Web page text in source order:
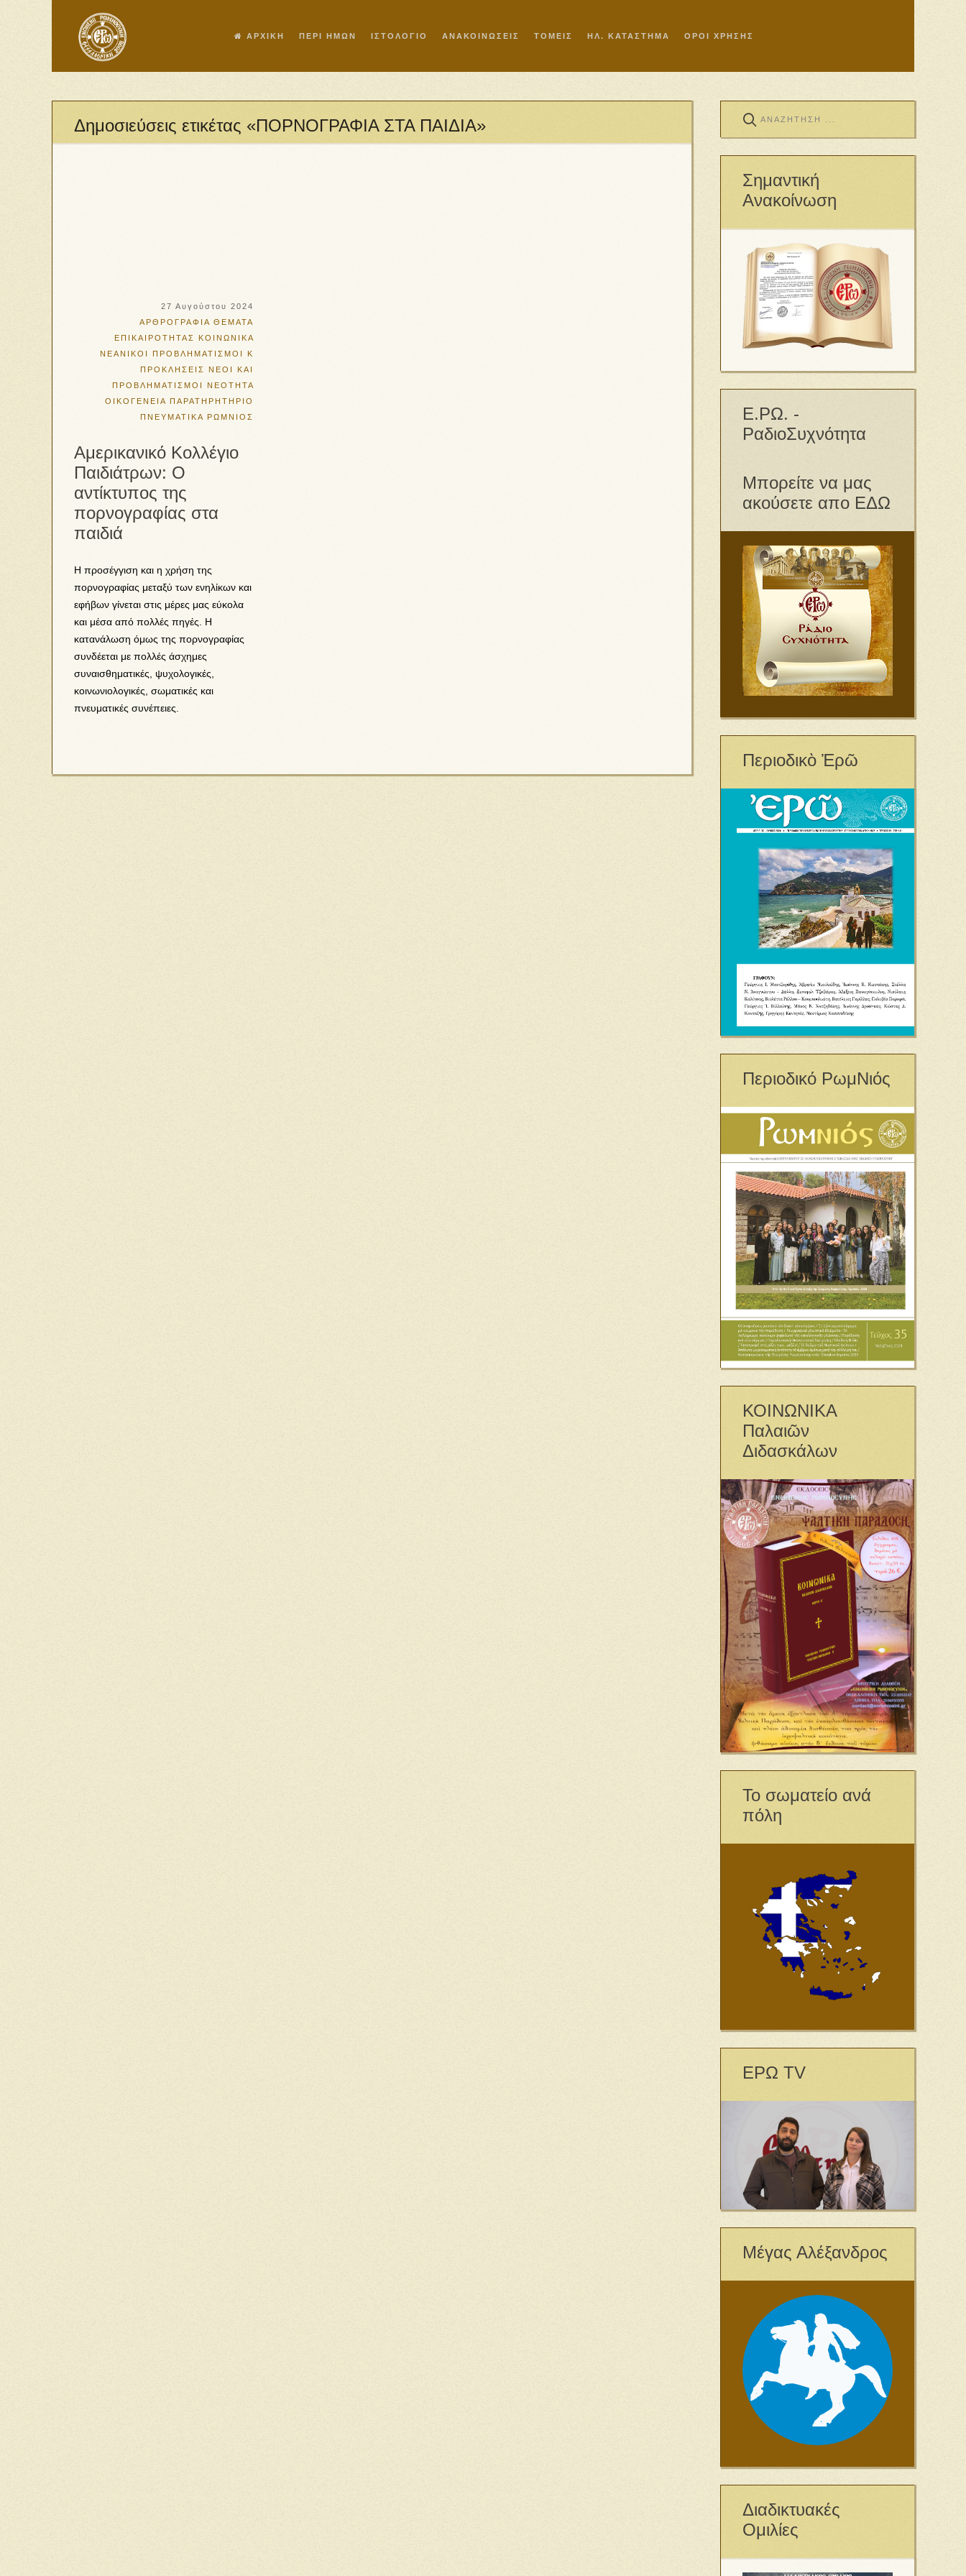
ΑΡΧΙΚΗ ΠΕΡΙ ΗΜΩΝ ΙΣΤΟΛΟΓΙΟ ΑΝΑΚΟΙΝΩΣΕΙΣ ΤΟΜΕΙΣ ΗΛ. ΚΑΤΑΣΤΗΜΑ ΟΡΟΙ ΧΡΗΣΗΣ
Δημοσιεύσεις ετικέτας «ΠΟΡΝΟΓΡΑΦΙΑ ΣΤΑ ΠΑΙΔΙΑ»
27 Αυγούστου 2024
ΑΡΘΡΟΓΡΑΦΙΑ ΘΕΜΑΤΑ
ΕΠΙΚΑΙΡΟΤΗΤΑΣ
ΚΟΙΝΩΝΙΚΑ
ΝΕΑΝΙΚΟΙ ΠΡΟΒΛΗΜΑΤΙΣΜΟΙ Κ
ΠΡΟΚΛΗΣΕΙΣ
ΝΕΟΙ ΚΑΙ
ΠΡΟΒΛΗΜΑΤΙΣΜΟΙ
ΝΕΟΤΗΤΑ
ΟΙΚΟΓΕΝΕΙΑ
ΠΑΡΑΤΗΡΗΤΗΡΙΟ
ΠΝΕΥΜΑΤΙΚΑ
ΡΩΜΝΙΟΣ
Αμερικανικό Κολλέγιο
Παιδιάτρων: Ο
αντίκτυπος της
πορνογραφίας στα
παιδιά
Η προσέγγιση και η χρήση της
πορνογραφίας μεταξύ των ενηλίκων και
εφήβων γίνεται στις μέρες μας εύκολα
και μέσα από πολλές πηγές. Η
κατανάλωση όμως της πορνογραφίας
συνδέεται με πολλές άσχημες
συναισθηματικές, ψυχολογικές,
κοινωνιολογικές, σωματικές και
πνευματικές συνέπειες.
Σημαντική
Ανακοίνωση
Ε.ΡΩ. -
ΡαδιοΣυχνότητα
Μπορείτε να μας
ακούσετε απο ΕΔΩ
Περιοδικὸ Ἐρῶ
Περιοδικό ΡωμΝιός
ΚΟΙΝΩΝΙΚΑ
Παλαιῶν
Διδασκάλων
Το σωματείο ανά
πόλη
ΕΡΩ TV
Μέγας Αλέξανδρος
Διαδικτυακές
Ομιλίες